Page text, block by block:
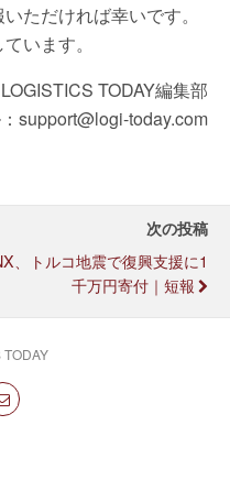
ただければ幸いです。
います。
LOGISTICS TODAY編集部
support@logi-today.com
次の投稿
、トルコ地震で復興支援に1
千万円寄付｜短報